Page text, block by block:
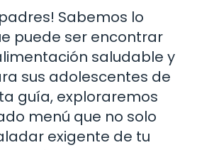
Sabemos lo
puede ser encontrar
saludable y
sus adolescentes de
guía, exploraremos
menú que no solo
exigente de tu